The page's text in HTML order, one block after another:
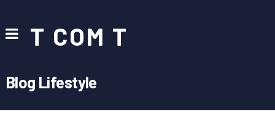
T COM T
Blog Lifestyle